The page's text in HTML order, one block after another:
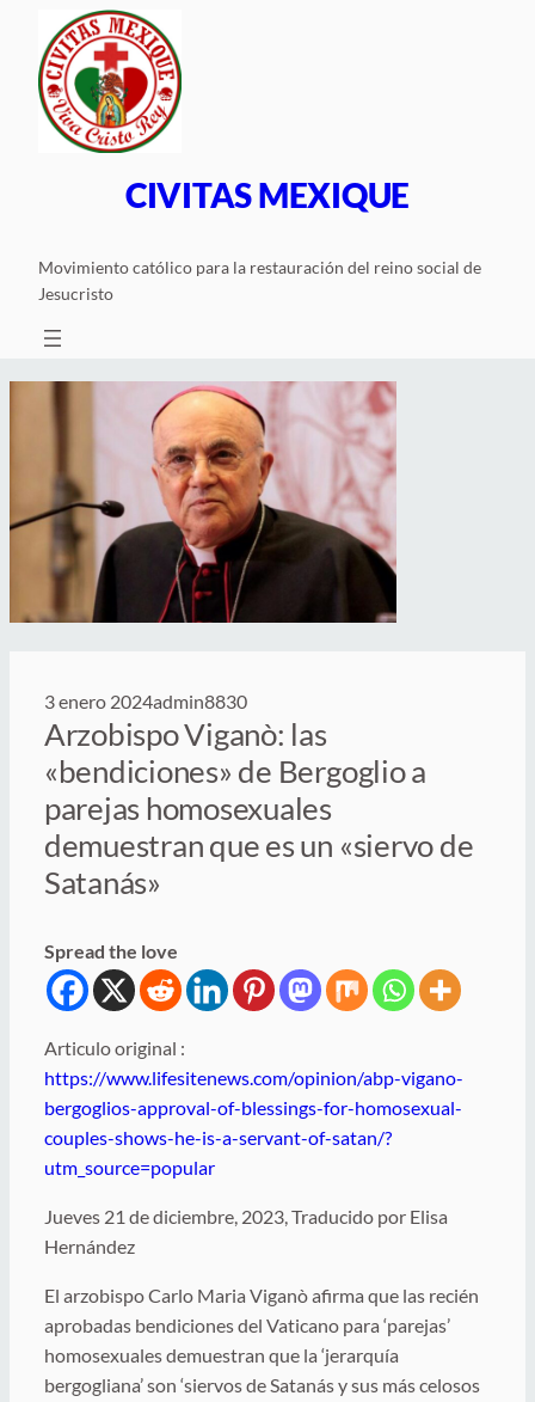
contenido
CIVITAS MEXIQUE
Movimiento católico para la restauración del reino social de
Jesucristo
3 enero 2024admin8830
Arzobispo Viganò: las
«bendiciones» de Bergoglio a
parejas homosexuales
demuestran que es un «siervo de
Satanás»
Spread the love
Articulo original :
https://www.lifesitenews.com/opinion/abp-vigano-
bergoglios-approval-of-blessings-for-homosexual-
couples-shows-he-is-a-servant-of-satan/?
utm_source=popular
Jueves 21 de diciembre, 2023, Traducido por Elisa
Hernández
El arzobispo Carlo Maria Viganò afirma que las recién
aprobadas bendiciones del Vaticano para ‘parejas’
homosexuales demuestran que la ‘jerarquía
bergogliana’ son ‘siervos de Satanás y sus más celosos